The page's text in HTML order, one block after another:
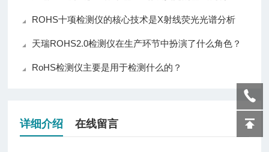
ROHS十项检测仪的核心技术是X射线荧光光谱分析
天瑞ROHS2.0检测仪在生产环节中扮演了什么角色？
RoHS检测仪主要是用于检测什么的？
详细介绍 在线留言